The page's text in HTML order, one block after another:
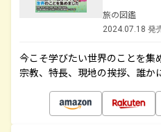
旅の図鑑
2024.07.18 発
今こそ学びたい世界のことを集
宗教、特長、現地の挨拶、誰か